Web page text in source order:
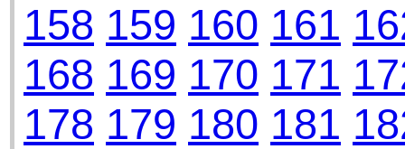
158 159 160 161
168 169 170 171
178 179 180 181